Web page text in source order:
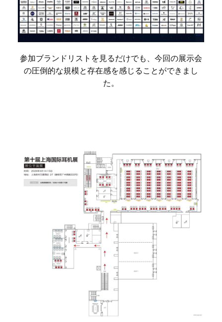
参加ブランドリストを見るだけでも、今回の展示会
の圧倒的な規模と存在感を感じることができまし
た。